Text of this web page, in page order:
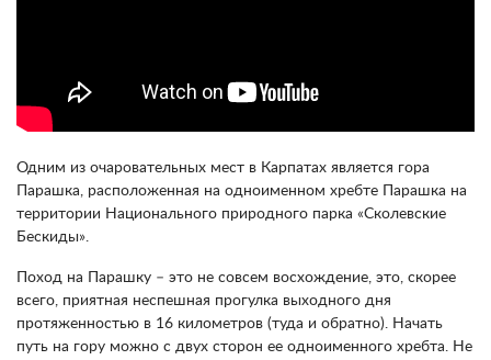
Одним из очаровательных мест в Карпатах является гора
Парашка, расположенная на одноименном хребте Парашка на
территории Национального природного парка «Сколевские
Бескиды».
Поход на Парашку – это не совсем восхождение, это, скорее
всего, приятная неспешная прогулка выходного дня
протяженностью в 16 километров (туда и обратно). Начать
путь на гору можно с двух сторон ее одноименного хребта. Не